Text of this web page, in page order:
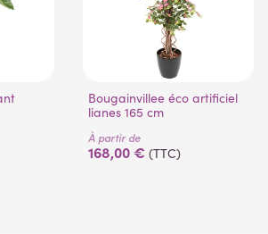
Bougainvillee éco artificiel
lianes 165 cm
À partir de
168,00 € (TTC)